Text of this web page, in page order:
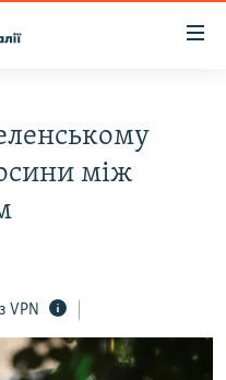
між
VPN